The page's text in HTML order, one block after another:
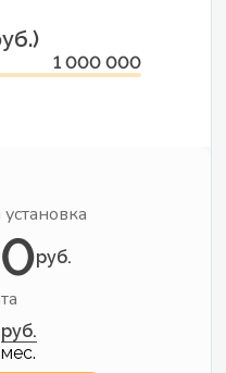
1 000 000
руб.
руб.
мес.